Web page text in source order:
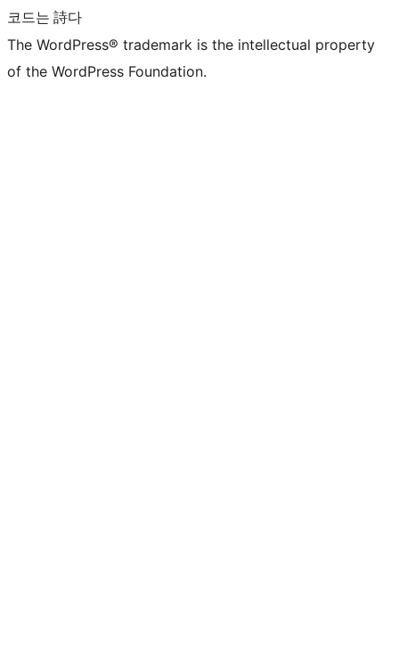
코드는 詩다
The WordPress® trademark is the intellectual property
of the WordPress Foundation.